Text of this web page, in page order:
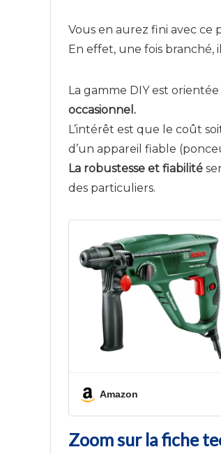
Vous en aurez fini avec ce
En effet, une fois
La gamme DIY est
occasionnel.
L’intérêt est que le coût
d’un appareil fiable
La robustesse et fiabilité
des particuliers.
Amazon
Zoom sur la fiche